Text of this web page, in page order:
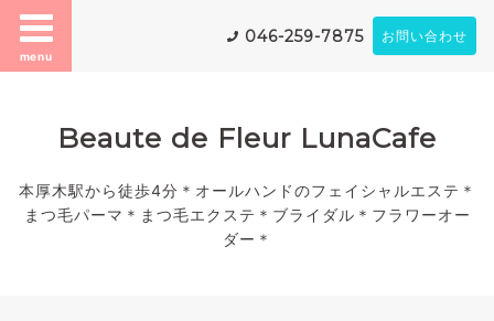
menu
046-259-7875 お問い合わせ
Beaute de Fleur LunaCafe
本厚木駅から徒歩4分＊オールハンドのフェイシャルエステ＊
まつ毛パーマ＊まつ毛エクステ＊ブライダル＊フラワーオー
ダー＊